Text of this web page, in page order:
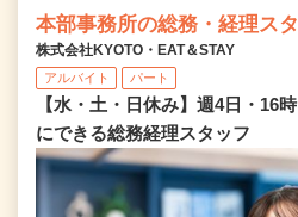
本部事務所の総務・経理ス
株式会社KYOTO・EAT＆STAY
アルバイト パート
【水・土・日休み】週4日・16
にできる総務経理スタッフ